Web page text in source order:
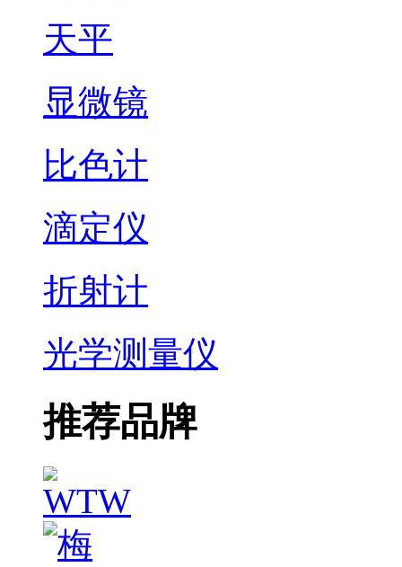
天平
显微镜
比色计
滴定仪
折射计
光学测量仪
推荐品牌